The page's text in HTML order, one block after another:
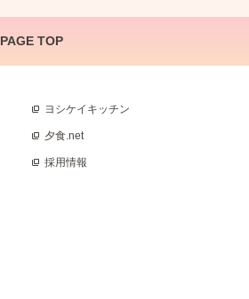
PAGE TOP
ヨシケイキッチン
夕食.net
採用情報